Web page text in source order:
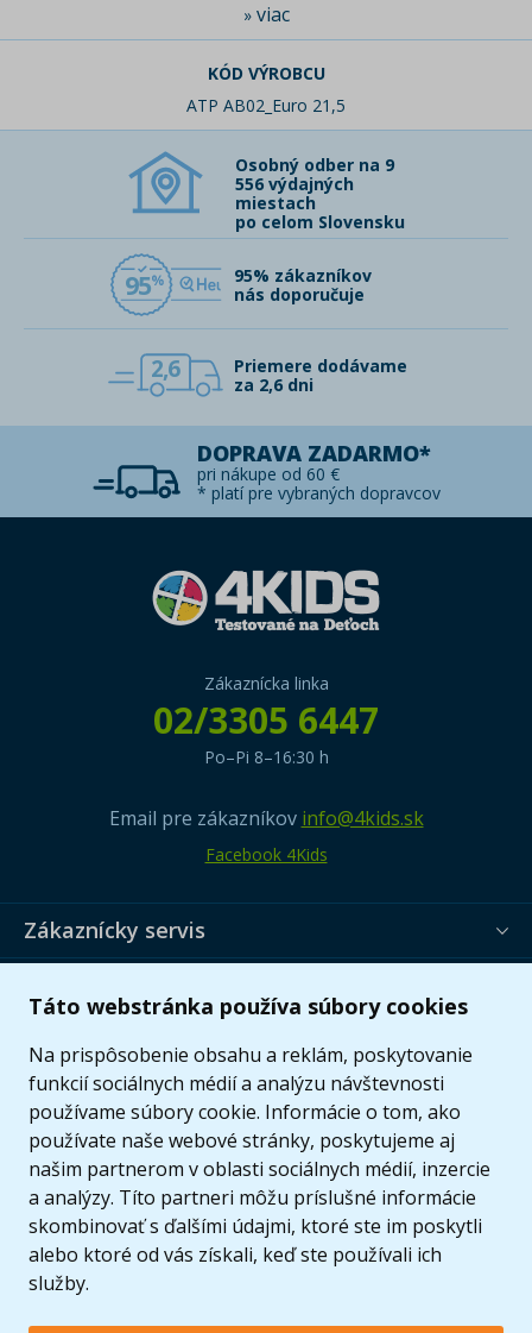
Táto webstránka používa súbory cookies
Na prispôsobenie obsahu a reklám, poskytovanie
funkcií sociálnych médií a analýzu návštevnosti
používame súbory cookie. Informácie o tom, ako
používate naše webové stránky, poskytujeme aj
našim partnerom v oblasti sociálnych médií, inzercie
a analýzy. Títo partneri môžu príslušné informácie
skombinovať s ďalšími údajmi, ktoré ste im poskytli
alebo ktoré od vás získali, keď ste používali ich
služby.
» viac
KÓD VÝROBCU
ATP AB02_Euro 21,5
Osobný odber na 9
556 výdajných
miestach
po celom Slovensku
95
95% zákazníkov
nás doporučuje
2,6
Priemere dodávame
za 2,6 dni
DOPRAVA ZADARMO*
pri nákupe od 60 €
* platí pre vybraných dopravcov
Zákaznícka linka
02/3305 6447
Po–Pi 8–16:30 h
Email pre zákazníkov info@4kids.sk
Facebook 4Kids
Zákaznícky servis